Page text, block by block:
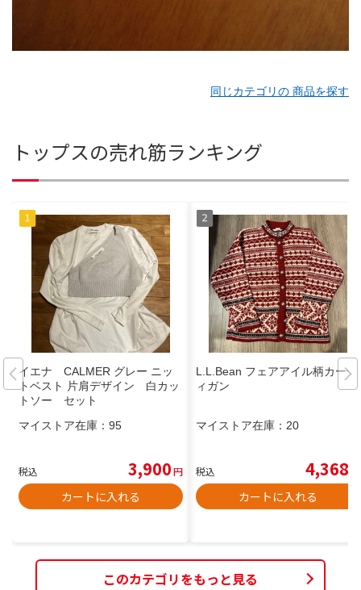
同じカテゴリの 商品を探す
トップスの売れ筋ランキング
イエナ CALMER グレー ニッ
トベスト 片肩デザイン 白カッ
トソー セット
マイストア在庫： 95
税込 3,900円
カートに入れる
L.L.Bean フェアアイル柄カーデ
ィガン
マイストア在庫： 20
税込 4,368
カートに入れる
このカテゴリをもっと見る